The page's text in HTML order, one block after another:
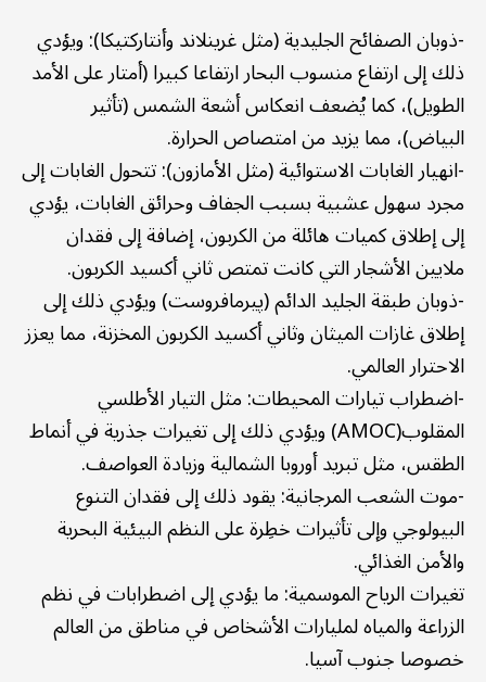
-ذوبان الصفائح الجليدية (مثل غرينلاند وأنتاركتيكا): ويؤدي
ذلك إلى ارتفاع منسوب البحار ارتفاعا كبيرا (أمتار على الأمد
الطويل)، كما يُضعف انعكاس أشعة الشمس (تأثير
البياض)، مما يزيد من امتصاص الحرارة.
-انهيار الغابات الاستوائية (مثل الأمازون): تتحول الغابات إلى
مجرد سهول عشبية بسبب الجفاف وحرائق الغابات، يؤدي
إلى إطلاق كميات هائلة من الكربون، إضافة إلى فقدان
ملايين الأشجار التي كانت تمتص ثاني أكسيد الكربون.
-ذوبان طبقة الجليد الدائم (پيرمافروست) ويؤدي ذلك إلى
إطلاق غازات الميثان وثاني أكسيد الكربون المخزنة، مما يعزز
الاحترار العالمي.
-اضطراب تيارات المحيطات: مثل التيار الأطلسي
المقلوب(AMOC) ويؤدي ذلك إلى تغيرات جذرية في أنماط
الطقس، مثل تبريد أوروبا الشمالية وزيادة العواصف.
-موت الشعب المرجانية: يقود ذلك إلى فقدان التنوع
البيولوجي وإلى تأثيرات خطِرة على النظم البيئية البحرية
والأمن الغذائي.
تغيرات الرياح الموسمية: ما يؤدي إلى اضطرابات في نظم
الزراعة والمياه لمليارات الأشخاص في مناطق من العالم
خصوصا جنوب آسيا.